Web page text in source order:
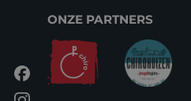
ONZE PARTNERS